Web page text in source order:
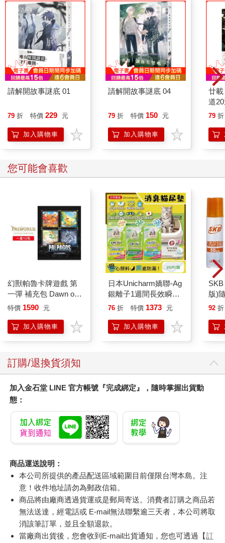
請解開故事謎底 01
79 折 特價 229 元
加入購物車
請解開故事謎底 04
79 折 特價 150 元
加入購物車
廿
道
79 折
您可能會喜歡
幻獸帕魯卡牌遊戲 第
一彈 補充包 Dawn of
Palpagos（日文版一
特價 1590 元
加入購物車
日本Unicharm嬌聯-Ag
銀離子1週間長效瞬吸
乾爽寵物消臭大師貓尿
防滲漏貓尿布/可觀察
尿色貓潔墊補充包/本
76 折 特價 1373 元
加入購物車
版)
92 折
訂購/退換貨須知
加入金石堂 LINE 官方帳號『完成綁定』，隨時掌握出貨動
態：
商品運送說明：
本公司所提供的產品配送區域範圍目前僅限台灣本島。注
意！收件地址請勿為郵政信箱。
商品將由廠商透過貨運或是郵局寄送。消費者訂購之商品若
無法送達，經電話或 E-mail無法聯繫逾三天者，本公司將取
消該筆訂單，並且全額退款。
當廠商出貨後，您會收到E-mail出貨通知，您也可透過【訂